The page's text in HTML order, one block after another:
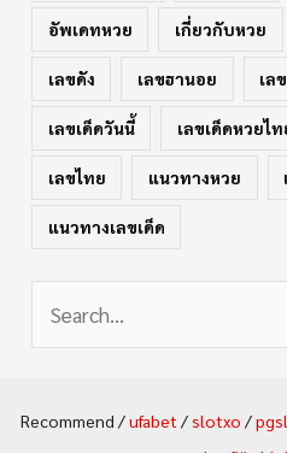
อัพเดทหวย เกี่ยวกับหวย
เลขดัง เลขฮานอย เล
เลขเด็ดวันนี้ เลขเด็ดหวยไท
เลขไทย แนวทางหวย
แนวทางเลขเด็ด
Recommend /ufabet /slotxo /